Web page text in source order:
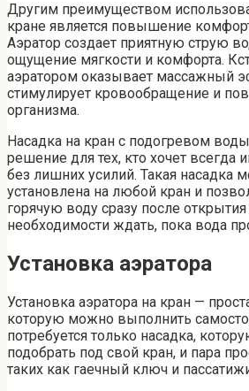
Другим преимуществом
кране является повышение
Аэратор создает приятную струю
ощущение мягкости и комфорта.
аэратором оказывает массажный
стимулирует кровообращение и
организма.
Насадка на кран с подогревом
решение для тех, кто хочет всегда
без лишних усилий. Такая насадка
установлена на любой кран и
горячую воду сразу после открытия
необходимости ждать, пока вода
Установка аэратора
Установка аэратора на кран —
которую можно выполнить
потребуется только насадка,
подобрать под свой кран, и пара
таких как гаечный ключ и